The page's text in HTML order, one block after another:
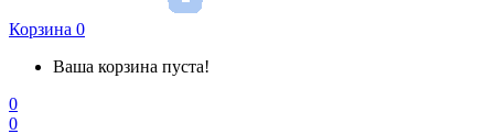
Корзина 0
Ваша корзина пуста!
0
0